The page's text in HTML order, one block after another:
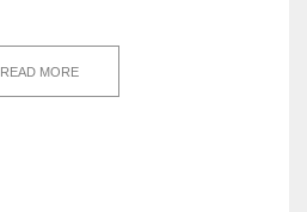
READ MORE